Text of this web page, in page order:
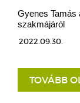
Gyenes Tamás
szakmájáról
2022.09.30.
TOVÁBB